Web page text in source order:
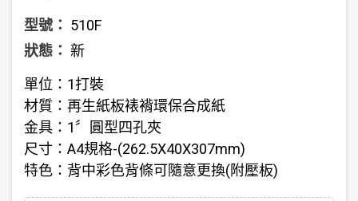
型號： 510F
狀態： 新
單位：1打裝
材質：再生紙板裱褙環保合成紙
金具：1〞圓型四孔夾
尺寸：A4規格-(262.5X40X307mm)
特色：背中彩色背條可隨意更換(附壓板)